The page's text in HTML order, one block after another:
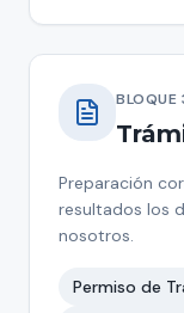
Preparación
resultados los
nosotros.
Permiso de